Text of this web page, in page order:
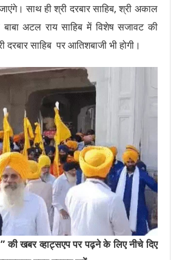
साथ ही श्री दरबार साहिब, श्री अकाल
बाबा अटल राय साहिब में विशेष सजावट की
साहिब पर आतिशबाजी भी होगी।
खबर व्हाट्सएप पर पढ़ने के लिए नीचे दिए